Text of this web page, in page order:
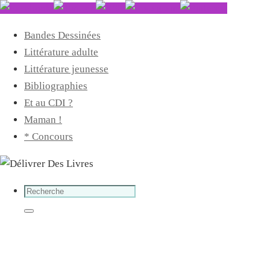
Bandes Dessinées
Littérature adulte
Littérature jeunesse
Bibliographies
Et au CDI ?
Maman !
* Concours
Search
for:
Search